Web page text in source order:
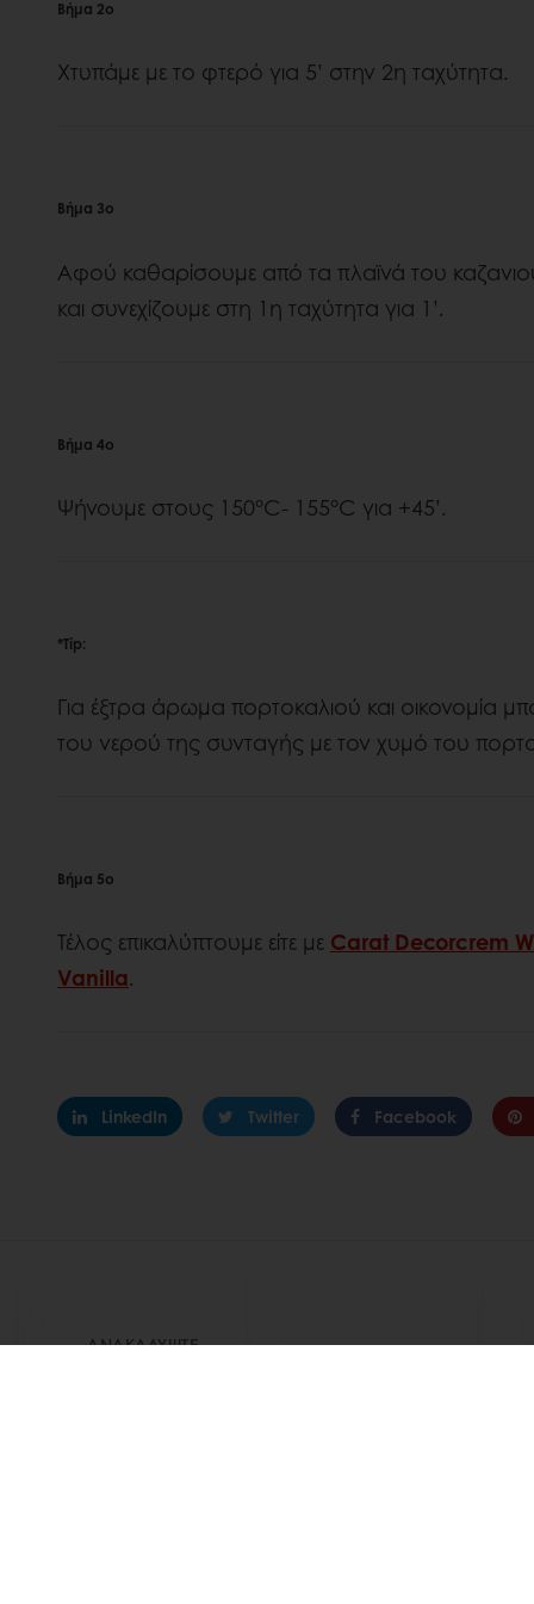
Βήμα 2ο
Χτυπάμε με το φτερό για 5’ στην 2η ταχύτητα.
Βήμα 3ο
Αφού καθαρίσουμε από τα πλαϊνά του
και συνεχίζουμε στη 1η ταχύτητα για 1’.
Βήμα 4ο
Ψήνουμε στους 150°C- 155°C για +45’.
*Tip:
Για έξτρα άρωμα πορτοκαλιού και οικονομία
του νερού της συνταγής με τον χυμό του
Βήμα 5ο
Τέλος επικαλύπτουμε είτε με Carat Decorcrem
Vanilla.
LinkedIn Twitter Facebook
ΑΝΑΚΑΛΎΨΤΕ